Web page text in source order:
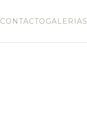
CONTACTOGALERIAS